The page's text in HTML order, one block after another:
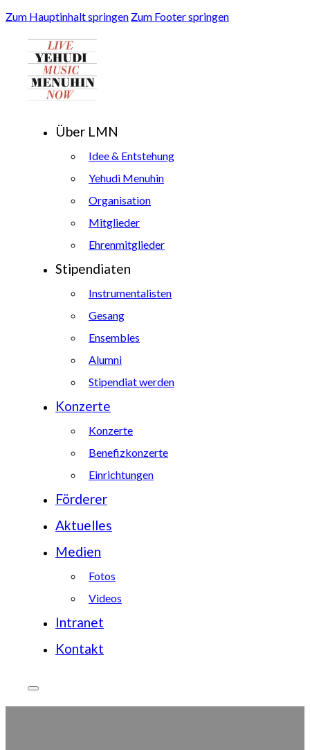
Zum Hauptinhalt springen Zum Footer springen
Über LMN
Idee & Entstehung
Yehudi Menuhin
Organisation
Mitglieder
Ehrenmitglieder
Stipendiaten
Instrumentalisten
Gesang
Ensembles
Alumni
Stipendiat werden
Konzerte
Konzerte
Benefizkonzerte
Einrichtungen
Förderer
Aktuelles
Medien
Fotos
Videos
Intranet
Kontakt